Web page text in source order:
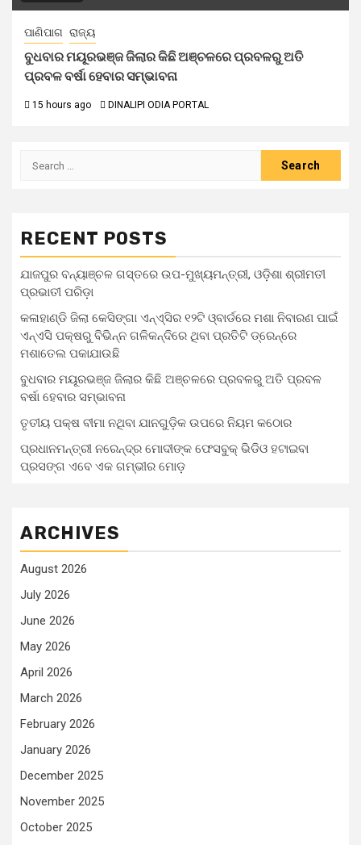
ପାଣିପାଗ ରାଜ୍ୟ
ବୁଧବାର ମୟୂରଭଞ୍ଜ ଜିଲାର କିଛି ଅଞ୍ଚଳରେ ପ୍ରବଳରୁ ଅତି
ପ୍ରବଳ ବର୍ଷା ହେବାର ସମ୍ଭାବନା
15 hours ago DINALIPI ODIA PORTAL
RECENT POSTS
ଯାଜପୁର ବନ୍ୟାଞ୍ଚଳ ଗସ୍ତରେ ଉପ-ମୁଖ୍ୟମନ୍ତ୍ରୀ, ଓଡ଼ିଶା ଶ୍ରୀମତୀ
ପ୍ରଭାତୀ ପରିଡ଼ା
କଳାହାଣ୍ଡି ଜିଲା କେସିଙ୍ଗା ଏନ୍‌ଏ୍‌ସିର ୧୨ଟି ଓ୍ବାର୍ଡରେ ମଶା ନିବାରଣ ପାଇଁ
ଏନ୍‌ଏସି ପକ୍ଷରୁ ବିଭିନ୍ନ ଗଳିକନ୍ଦିରେ ଥିବା ପ୍ରତିଟି ଡ୍ରେନ୍‌ରେ
ମଶାତେଲ ପକାଯାଉଛି
ବୁଧବାର ମୟୂରଭଞ୍ଜ ଜିଲାର କିଛି ଅଞ୍ଚଳରେ ପ୍ରବଳରୁ ଅତି ପ୍ରବଳ
ବର୍ଷା ହେବାର ସମ୍ଭାବନା
ତୃତୀୟ ପକ୍ଷ ବୀମା ନଥିବା ଯାନଗୁଡ଼ିକ ଉପରେ ନିୟମ କଠୋର
ପ୍ରଧାନମନ୍ତ୍ରୀ ନରେନ୍ଦ୍ର ମୋଦୀଙ୍କ ଫେସବୁକ୍ ଭିଡିଓ ହଟାଇବା
ପ୍ରସଙ୍ଗ ଏବେ ଏକ ଗମ୍ଭୀର ମୋଡ଼
ARCHIVES
August 2026
July 2026
June 2026
May 2026
April 2026
March 2026
February 2026
January 2026
December 2025
November 2025
October 2025